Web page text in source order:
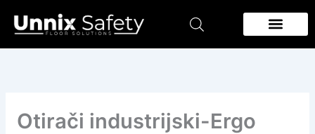
Otirači industrijski-Ergo